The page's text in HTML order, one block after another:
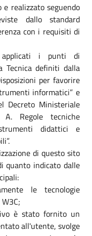
realizzato seguendo
dallo standard
con i requisiti di
i punti di
Tecnica definiti dalla
per favorire
informatici” e
Decreto Ministeriale
Regole tecniche
didattici e
di questo sito
quanto indicato dalle
le tecnologie
è stato fornito un
all'utente, svolge